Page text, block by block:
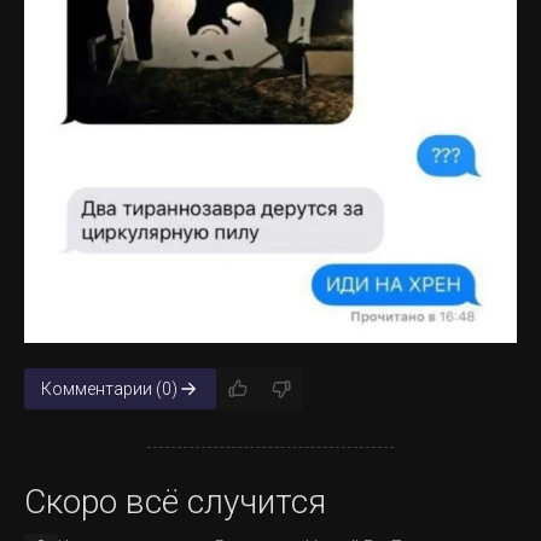
В Панаме установили главную рождественскую елку.
Комментарии (0)
Скоро всё случится